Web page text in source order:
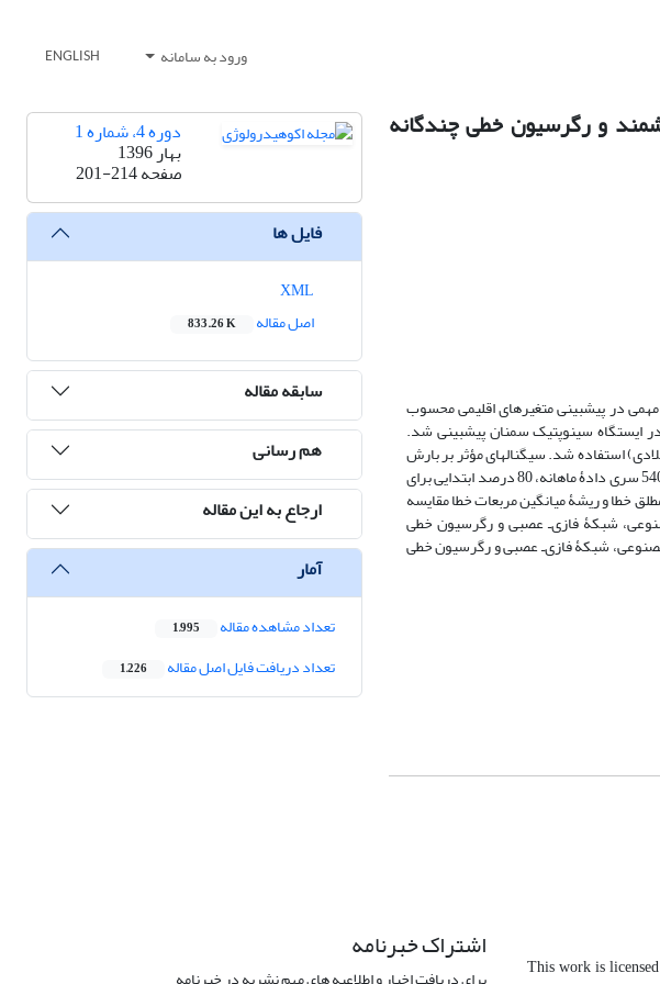
ورود به سامانه ENGLISH
و رگرسیون خطی چندگانه
در پیش‏بینی متغیرهای اقلیمی محسوب
ایستگاه سینوپتیک سمنان پیش‏بینی شد.
سری زمانی ماهانۀ بارش ایستگاه سینوپتیک سمنان و سیگنال‏های بزرگ‏مقیاس اقلیمی طی یک دورۀ 45 ساله (1966‌ـ 2010 میلادی) استفاده شد. سیگنال‏های مؤثر بر بارش
ماه آتی با استفاده از تحلیل رگرسیون خطی گام‏به‏گام تعیین شدند و به‏عنوان متغیرهای ورودی در مدل‏های استفاده‌شده، انتخاب شدند. از 540 سری دادۀ ماهانه، 80 درصد ابتدایی برای
خطا و ریشۀ میانگین مربعات خطا مقایسه
مربوط به مدل‏های شبکۀ عصبی مصنوعی، شبکۀ فازی‌ـ ‏عصبی و رگرسیون خطی
مصنوعی، شبکۀ فازی‌ـ ‏عصبی و رگرسیون خطی
دوره 4، شماره 1
بهار 1396
صفحه201-214
فایل ها
اصل مقاله
833.26 K
سابقه مقاله
هم رسانی
ارجاع به این مقاله
آمار
تعداد مشاهده مقاله 1,995
تعداد دریافت فایل اصل مقاله 1,226
This work is
اشتراک خبرنامه